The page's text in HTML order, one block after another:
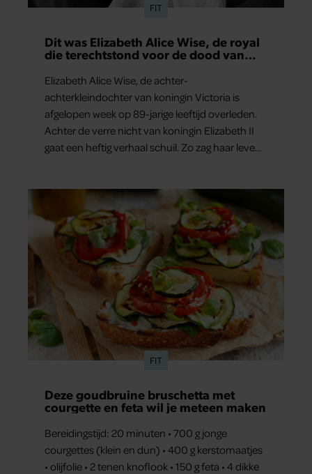
FIT
Dit was Elizabeth Alice Wise, de royal
die terechtstond voor de dood van
Elizabeth Alice Wise, de achter-
achterkleindochter van koningin Victoria is
afgelopen week op 89-jarige leeftijd overleden.
Achter de verre nicht van koningin Elizabeth II
gaat een heftig verhaal schuil. Zo zag haar leven
FIT
Deze goudbruine bruschetta met
courgette en feta wil je meteen maken
Bereidingstijd: 20 minuten • 700 g jonge
courgettes (klein en dun) • 400 g kerstomaatjes
• olijfolie • 2 tenen knoflook • 150 g feta • 4 dikke